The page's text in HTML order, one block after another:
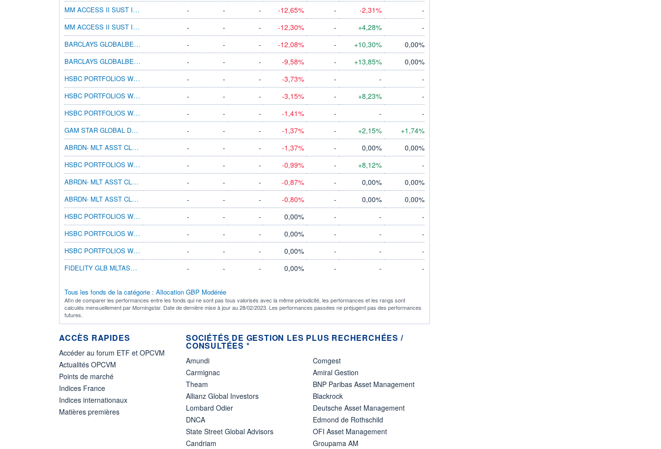
MM ACCESS II SUST INVT YLD GBPH P-ACC
- - - -12,65% - -2,31%
-
MM ACCESS II SUST INVT BAL GBPH P-ACC
- - - -12,30% - +4,28%
-
BARCLAYS GLOBALBETA PORT 2 K ACC GBP
- - - -12,08% - +10,30%
0,00%
BARCLAYS GLOBALBETA PORT 3 K ACC GBP
- - - -9,58% - +13,85%
0,00%
HSBC PORTFOLIOS WORLD SELECTION 3 AMHGBP
- - - -3,73% - -
-
HSBC PORTFOLIOS WORLD SELECTION 3 BCHGBP
- - - -3,15% - +8,23%
-
HSBC PORTFOLIOS WORLD SELECTION 2 AMHGBP
- - - -1,41% - -
-
GAM STAR GLOBAL DEFENSIVE C GBP ACC
- - - -1,37% - +2,15%
+1,74%
ABRDN- MLT ASST CLMT OPPS A ACC HGDGBP
- - - -1,37% - 0,00%
0,00%
HSBC PORTFOLIOS WORLD SELECTION 2 BCHGBP
- - - -0,99% - +8,12%
-
ABRDN- MLT ASST CLMT OPPS B ACC HGDGBP
- - - -0,87% - 0,00%
0,00%
ABRDN- MLT ASST CLMT OPPS D ACC HGDGBP
- - - -0,80% - 0,00%
0,00%
HSBC PORTFOLIOS WORLD SELECTION 2 ADHGBP
- - - 0,00% - -
-
HSBC PORTFOLIOS WORLD SELECTION 2 XCHGBP
- - - 0,00% - -
-
HSBC PORTFOLIOS WORLD SELECTION 2 ZDHGBP
- - - 0,00% - -
-
FIDELITY GLB MLTASST INC Y-MINC(G)-GBP H
- - - 0,00% - - -
Tous les fonds de la catégorie : Allocation GBP Modérée
Afin de comparer les performances entre les fonds qui ne sont pas tous valorisés avec la même périodicité, les performances et les rangs sont
calculés mensuellement par Morningstar. Date de dernière mise à jour au 28/02/2023. Les performances passées ne préjugent pas des performances
futures.
ACCÈS RAPIDES
Accéder au forum ETF et OPCVM
Actualités OPCVM
Points de marché
Indices France
Indices internationaux
Matières premières
SOCIÉTÉS DE GESTION LES PLUS RECHERCHÉES /
CONSULTÉES *
Amundi
Carmignac
Theam
Allianz Global Investors
Lombard Odier
DNCA
State Street Global Advisors
Candriam
Comgest
Amiral Gestion
BNP Paribas Asset Management
Blackrock
Deutsche Asset Management
Edmond de Rothschild
OFI Asset Management
Groupama AM